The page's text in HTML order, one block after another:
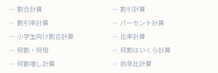
割合計算
割引計算
割引率計算
パーセント計算
小学生向け割合計算
比率計算
何割・何倍
何割はいくら計算
何割増し計算
前年比計算